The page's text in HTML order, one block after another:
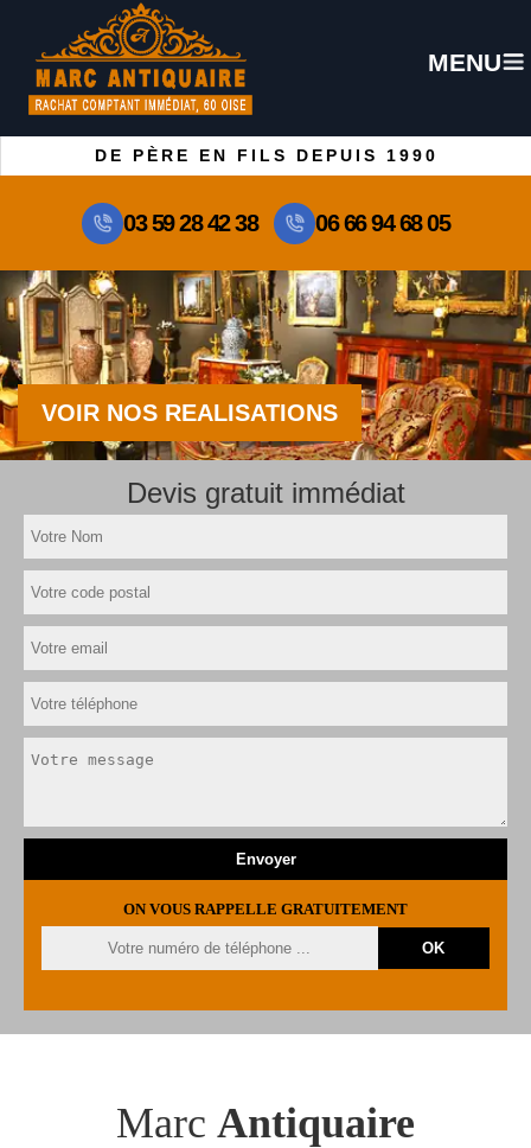
MENU
DE PÈRE EN FILS DEPUIS 1990
03 59 28 42 38 06 66 94 68 05
VOIR NOS REALISATIONS
Devis gratuit immédiat
ON VOUS RAPPELLE GRATUITEMENT
Marc Antiquaire